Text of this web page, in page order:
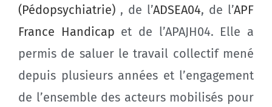
(Pédopsychiatrie) , de l’ADSEA04, de l’APF
France Handicap et de l’APAJH04. Elle a
permis de saluer le travail collectif mené
depuis plusieurs années et l’engagement
de l’ensemble des acteurs mobilisés pour